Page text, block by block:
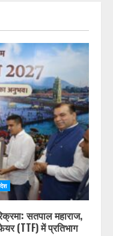
सतपाल महाराज,
(TTF) में प्रतिभाग